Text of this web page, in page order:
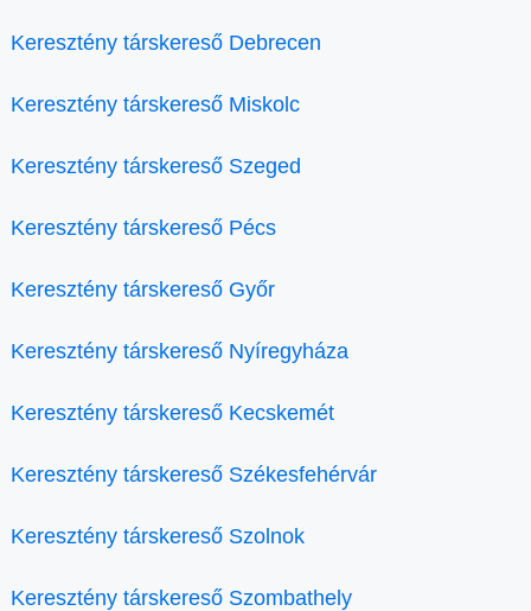
Keresztény társkereső Debrecen
Keresztény társkereső Miskolc
Keresztény társkereső Szeged
Keresztény társkereső Pécs
Keresztény társkereső Győr
Keresztény társkereső Nyíregyháza
Keresztény társkereső Kecskemét
Keresztény társkereső Székesfehérvár
Keresztény társkereső Szolnok
Keresztény társkereső Szombathely